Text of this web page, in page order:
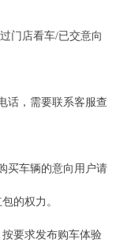
门店看车/已交意向
，需要联系客服查
车辆的意向用户请
的权力。
要求发布购车体验